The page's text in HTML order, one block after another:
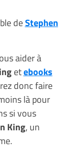
deStephen
aider à
etebooks
donc faire
là pour
si vous
King, un